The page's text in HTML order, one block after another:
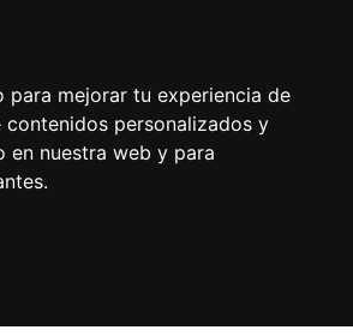
mejorar tu experiencia de
personalizados y
en nuestra web y para
los derechos reservados.